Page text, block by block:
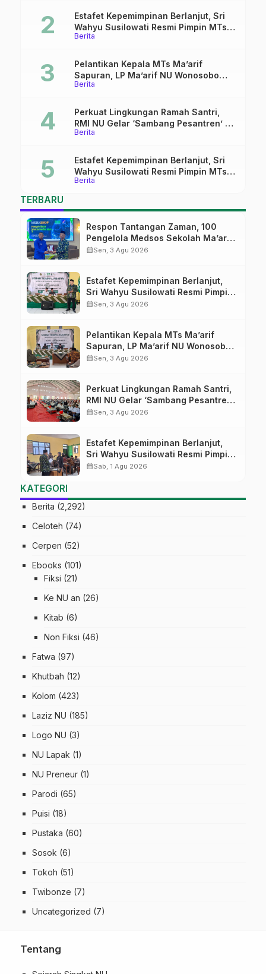
Berita
Estafet Kepemimpinan Berlanjut, Sri
Wahyu Susilowati Resmi Pimpin MTs
Ma’arif Sapuran
Berita
Pelantikan Kepala MTs Ma’arif
Sapuran, LP Ma’arif NU Wonosobo
Tekankan Lima Amanah
Berita
Perkuat Lingkungan Ramah Santri,
RMI NU Gelar ‘Sambang Pesantren’ di
Pati
Berita
Estafet Kepemimpinan Berlanjut, Sri
Wahyu Susilowati Resmi Pimpin MTs
Ma’arif Sapuran
TERBARU
Respon Tantangan Zaman, 100
Pengelola Medsos Sekolah Ma’arif
Pekalongan Ikuti Pelatihan Literasi
calendar_monthSen, 3 Agu 2026
Estafet Kepemimpinan Berlanjut,
Sri Wahyu Susilowati Resmi Pimpin
MTs Ma’arif Sapuran
calendar_monthSen, 3 Agu 2026
Pelantikan Kepala MTs Ma’arif
Sapuran, LP Ma’arif NU Wonosobo
Tekankan Lima Amanah
calendar_monthSen, 3 Agu 2026
Perkuat Lingkungan Ramah Santri,
RMI NU Gelar ‘Sambang Pesantren’
di Pati
calendar_monthSen, 3 Agu 2026
Estafet Kepemimpinan Berlanjut,
Sri Wahyu Susilowati Resmi Pimpin
MTs Ma’arif Sapuran
calendar_monthSab, 1 Agu 2026
KATEGORI
Berita (2,292)
Celoteh (74)
Cerpen (52)
Ebooks (101)
Fiksi (21)
Ke NU an (26)
Kitab (6)
Non Fiksi (46)
Fatwa (97)
Khutbah (12)
Kolom (423)
Laziz NU (185)
Logo NU (3)
NU Lapak (1)
NU Preneur (1)
Parodi (65)
Puisi (18)
Pustaka (60)
Sosok (6)
Tokoh (51)
Twibonze (7)
Uncategorized (7)
Tentang